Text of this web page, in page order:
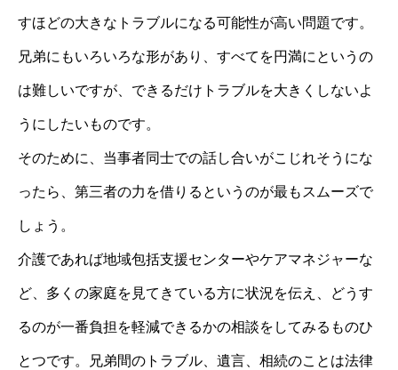
すほどの大きなトラブルになる可能性が高い問題です。
兄弟にもいろいろな形があり、すべてを円満にというの
は難しいですが、できるだけトラブルを大きくしないよ
うにしたいものです。
そのために、当事者同士での話し合いがこじれそうにな
ったら、第三者の力を借りるというのが最もスムーズで
しょう。
介護であれば地域包括支援センターやケアマネジャーな
ど、多くの家庭を見てきている方に状況を伝え、どうす
るのが一番負担を軽減できるかの相談をしてみるものひ
とつです。兄弟間のトラブル、遺言、相続のことは法律